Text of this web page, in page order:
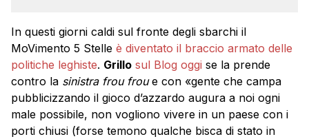
In questi giorni caldi sul fronte degli sbarchi il
MoVimento 5 Stelle è diventato il braccio armato delle
politiche leghiste. Grillo sul Blog oggi se la prende
contro la sinistra frou froue con «gente che campa
pubblicizzando il gioco d’azzardo augura a noi ogni
male possibile, non vogliono vivere in un paese con i
porti chiusi (forse temono qualche bisca di stato in